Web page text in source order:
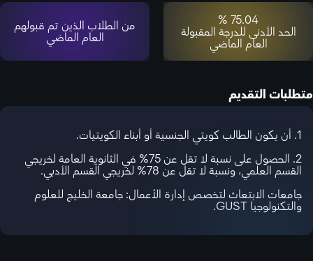
75.04 %
الحد الأدنى للدرجة المقبولة
العام الماضي
من الطلاب الذين تم قبولهم
العام الماضي
متطلبات التقديم
1. أن يكون الطالب كويتي الجنسية أو أبناء الكويتيات.
2. الحصول على نسبة لا تقل عن 75% في الثانوية العامة لخريجي
القسم العلمي، ونسبة لا تقل عن 78% لخريجي القسم الأدبي.
جامعات الابتعاث لتخصص إدارة الأعمال: جامعة الخليج للعلوم
والتكنولوجيا GUST.